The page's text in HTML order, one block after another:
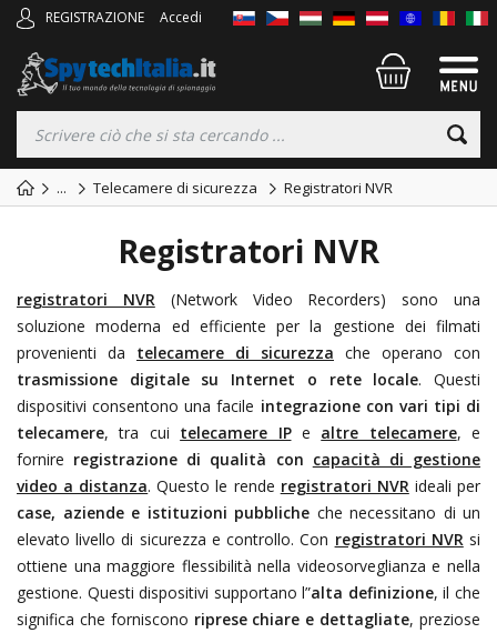
REGISTRAZIONE Accedi
... Telecamere di sicurezza Registratori NVR
Registratori NVR
registratori NVR(Network Video Recorders) sono una
soluzione moderna ed efficiente per la gestione dei filmati
provenienti da telecamere di sicurezza che operano con
trasmissione digitale su Internet o rete locale. Questi
dispositivi consentono una facile integrazione con vari tipi di
telecamere, tra cui telecamere IPe altre telecamere, e
fornire registrazione di qualità con capacità di gestione
video a distanza. Questo le rende registratori NVRideali per
case, aziende e istituzioni pubbliche che necessitano di un
elevato livello di sicurezza e controllo. Con registratori NVRsi
ottiene una maggiore flessibilità nella videosorveglianza e nella
gestione. Questi dispositivi supportano l”alta definizione, il che
significa che forniscono riprese chiare e dettagliate, preziose